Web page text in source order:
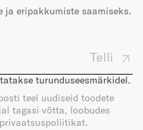
ja eripakkumiste saamiseks.
Telli
turunduseesmärkidel.
teel uudiseid toodete
tagasi võtta, loobudes